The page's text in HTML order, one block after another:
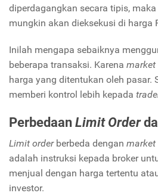
diperdagangkan secara tipis,
mungkin akan dieksekusi di harga
Inilah mengapa sebaiknya
beberapa transaksi. Karena market
harga yang ditentukan oleh pasar.
memberi kontrol lebih kepada
PerbedaanLimit Order
Limit orderberbeda dengan market
adalah instruksi kepada broker
menjual dengan harga tertentu
investor.